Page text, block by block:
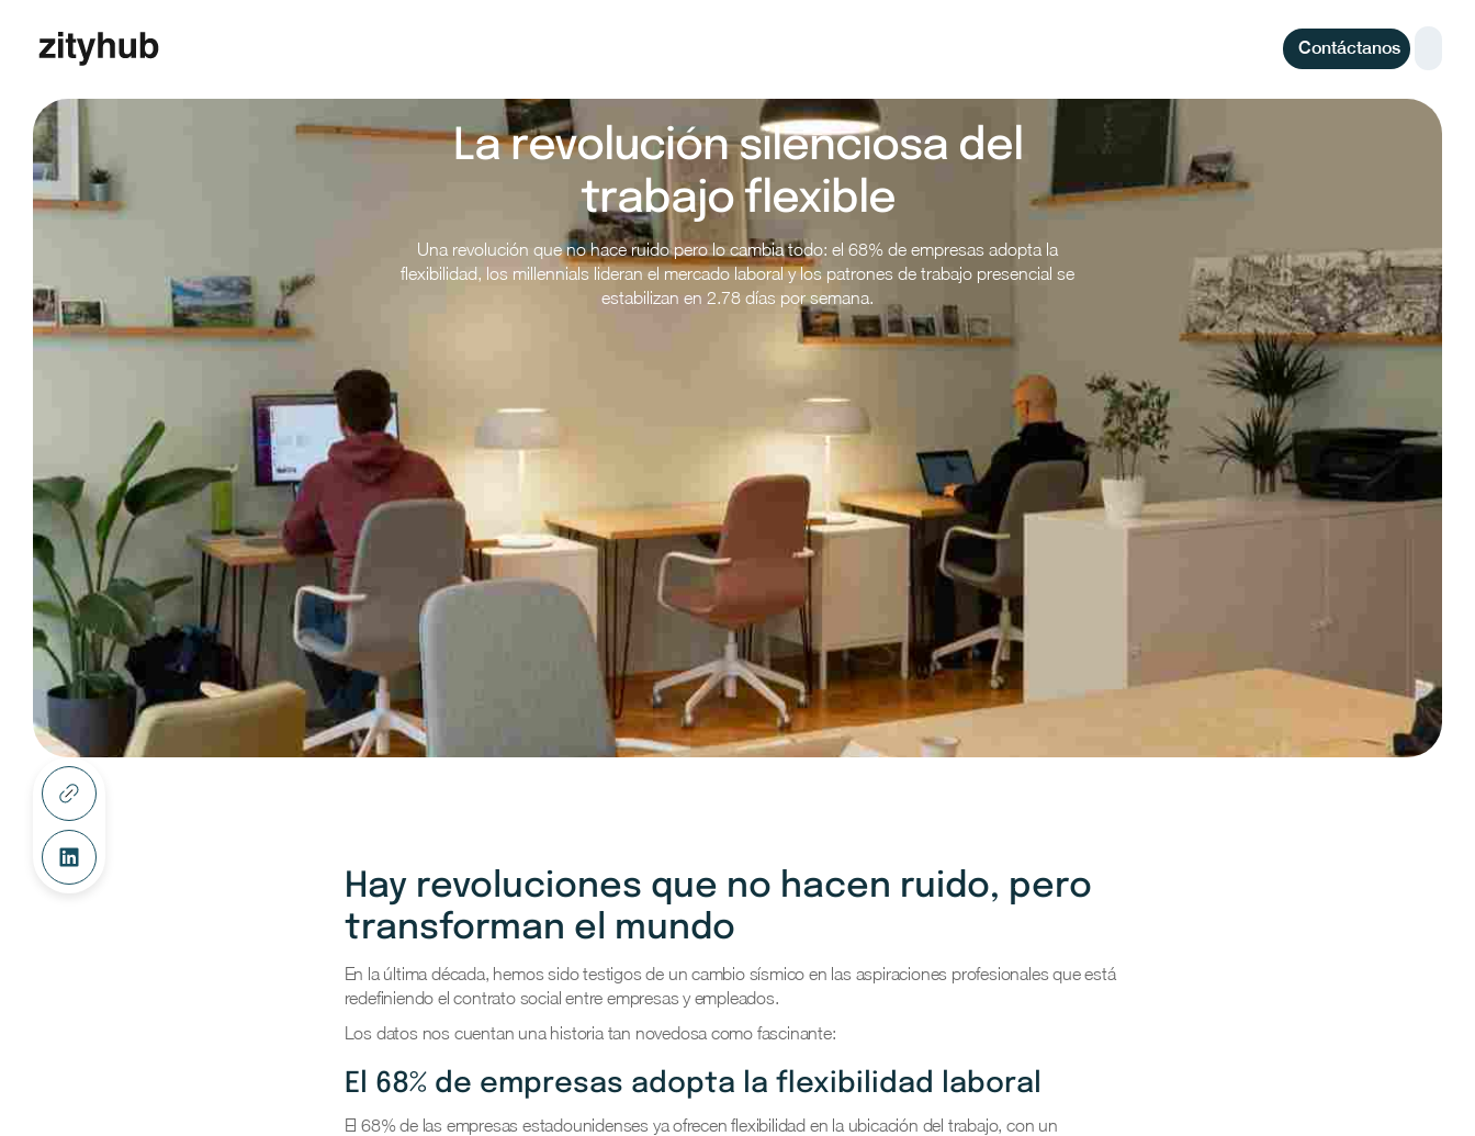
Contáctanos
La revolución silenciosa del
trabajo flexible
Una revolución que no hace ruido pero lo cambia todo: el 68% de empresas adopta la
flexibilidad, los millennials lideran el mercado laboral y los patrones de trabajo presencial se
estabilizan en 2.78 días por semana.
Hay revoluciones que no hacen ruido, pero
transforman el mundo
En la última década, hemos sido testigos de un cambio sísmico en las aspiraciones profesionales que está
redefiniendo el contrato social entre empresas y empleados.
Los datos nos cuentan una historia tan novedosa como fascinante:
El 68% de empresas adopta la flexibilidad laboral
El 68% de las empresas estadounidenses ya ofrecen flexibilidad en la ubicación del trabajo, con un